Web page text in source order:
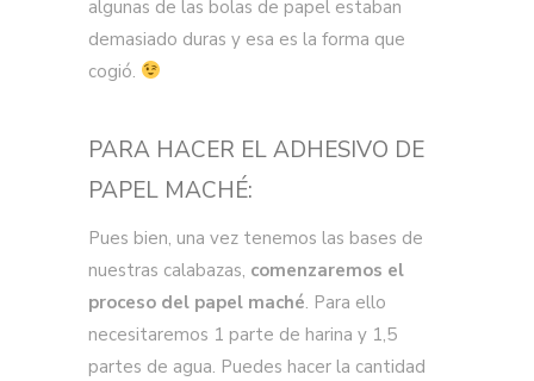
algunas de las bolas de papel estaban
demasiado duras y esa es la forma que
cogió.
PARA HACER EL ADHESIVO DE
PAPEL MACHÉ:
Pues bien, una vez tenemos las bases de
nuestras calabazas, comenzaremos el
proceso del papel maché. Para ello
necesitaremos 1 parte de harina y 1,5
partes de agua. Puedes hacer la cantidad